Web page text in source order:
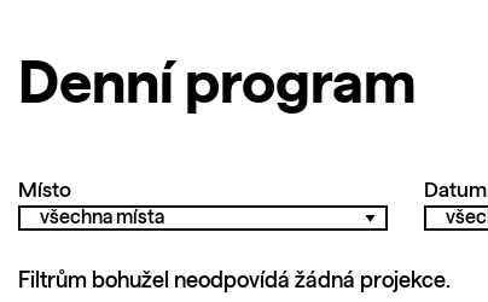
Denní program
Místo Datum
Filtrům bohužel neodpovídá žádná projekce.